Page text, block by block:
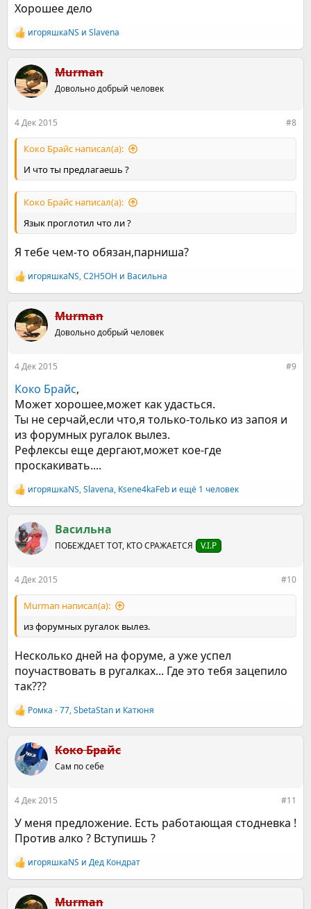
Хорошее дело
Р
е
к
ц
и
игоряшкаNS и Slavena
Murman
Довольно добрый человек
4 Дек 2015 #8
Коко Брайс написал(а):
И что ты предлагаешь ?
Коко Брайс написал(а):
Язык проглотил что ли ?
Я тебе чем-то обязан,парниша?
Р
е
к
ц
и
игоряшкаNS,C2H5OH и Васильна
Murman
Довольно добрый человек
4 Дек 2015 #9
Коко Брайс,
Может хорошее,может как удасться.
Ты не серчай,если что,я только-только из запоя и
из форумных ругалок вылез.
Рефлексы еще дергают,может кое-где
проскакивать....
Р
е
к
ц
и
игоряшкаNS,Slavena, Ksene4kaFeb и ещё 1 человек
Васильна
ПОБЕЖДАЕТ ТОТ, КТО СРАЖАЕТСЯ V.I.P
4 Дек 2015 #10
Murman написал(а):
из форумных ругалок вылез.
Несколько дней на форуме, а уже успел
поучаствовать в ругалках... Где это тебя зацепило
так???
Р
е
к
ц
и
Ромка - 77,SbetaStan и Катюня
Коко Брайс
Сам по себе
4 Дек 2015 #11
У меня предложение. Есть работающая стодневка !
Против алко ? Вступишь ?
Р
е
к
игоряшкаNS и Дед Кондрат
Murman